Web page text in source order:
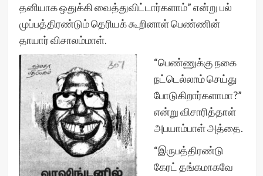
தனியாக ஒதுக்கி வைத்துவிட்டார்களாம்” என்று பல்
முப்பத்திரண்டும் தெரியக் கூறினாள் பெண்ணின்
தாயார் விசாலம்மாள்.
“பெண்ணுக்கு நகை
நட்டெல்லாம் செய்து
போடுகிறார்களாமா?”
என்று விசாரித்தாள்
அபயாம்பாள் அத்தை.
“இருபத்திரண்டு
கேரட் தங்கமாகவே